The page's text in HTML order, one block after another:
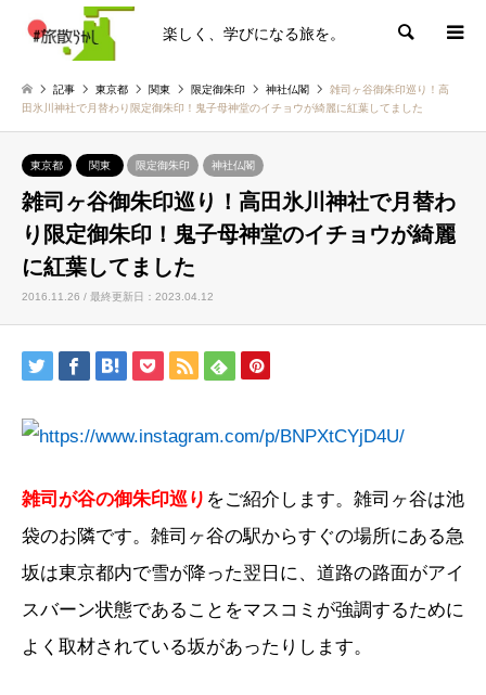
楽しく、学びになる旅を。 検索
記事 東京都 関東 限定御朱印 神社仏閣
雑司ヶ谷御朱印巡り！高
田氷川神社で月替わり限定御朱印！鬼子母神堂のイチョウが綺麗に紅葉してました
東京都 関東 限定御朱印 神社仏閣
雑司ヶ谷御朱印巡り！高田氷川神社で月替わ
り限定御朱印！鬼子母神堂のイチョウが綺麗
に紅葉してました
2016.11.26 / 最終更新日：2023.04.12
雑司が谷の御朱印巡り をご紹介します。雑司ヶ谷は池
袋のお隣です。雑司ヶ谷の駅からすぐの場所にある急
坂は東京都内で雪が降った翌日に、道路の路面がアイ
スバーン状態であることをマスコミが強調するために
よく取材されている坂があったりします。